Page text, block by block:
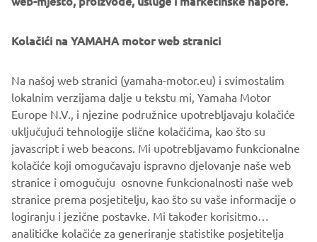
Japan Night event at selected stops of the tour.
each stop of the 2016 MT Tour, these include the SHARK
Raw (to partner the MT-09), the Vancore (to partner the
MT-125) and the latest model, the Skwal, featuring built in
LED lights for the full MT effect.
For more info on the 2016 MT Tour check
www.yamaha-
darkside.com
Kolačići na YAMAHA motor web stranici
Na našoj web stranici (yamaha-motor.eu) i svimostalim
lokalnim verzijama dalje u tekstu mi, Yamaha Motor
Europe N.V., i njezine podružnice upotrebljavaju kolačiće
uključujući tehnologije slične kolačićima, kao što su
javascript i web beacons. Mi upotrebljavamo funkcionalne
kolačiće koji omogučavaju ispravno djelovanje naše web
stranice i omogučuju osnovne funkcionalnosti naše web
stranice prema posjetitelju, kao što su vaše informacije o
logiranju i jezične postavke. Mi također korisitmo
analitičke kolačiće za generiranje statistike posjetitelja